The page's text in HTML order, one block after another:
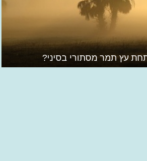
עץ תמר מסתורי בסיני?